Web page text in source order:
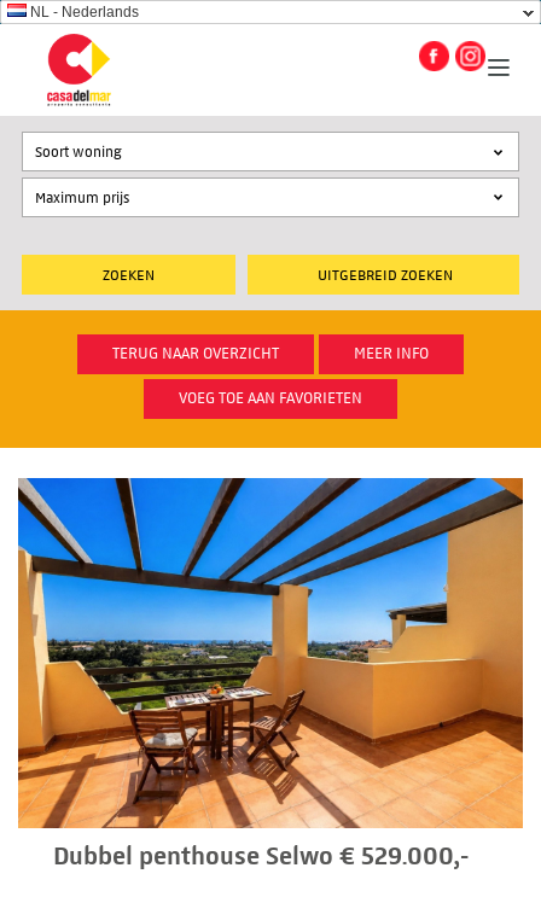
NL - Nederlands
UITGEBREID ZOEKEN
Soort woning
TERUG NAAR OVERZICHT MEER INFO
VOEG TOE AAN FAVORIETEN
Dubbel penthouse Selwo € 529.000,-